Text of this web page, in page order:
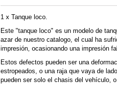
1 x Tanque loco.
Este "tanque loco" es un modelo de
azar de nuestro catalogo, el cual ha
impresión, ocasionando una impresión
Estos defectos pueden ser una
estropeados, o una raja que vaya de
pueden ser solo el chasis del vehículo,